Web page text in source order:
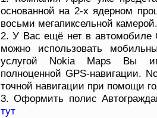
основанной на 2-х ядерном
восьми мегапиксельной камерой.
2. У Вас ещё нет в автомобиле
можно использовать
услугой Nokia Maps Вы
полноценной GPS-навигации.
точной навигации при помощи
3. Оформить полис
тут